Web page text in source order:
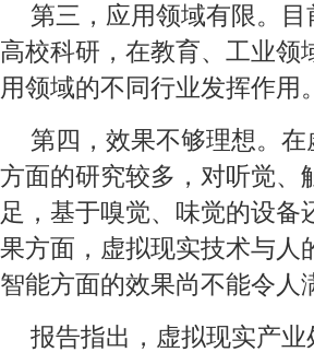
第三，应用领域有限。
高校科研，在教育、工业领
用领域的不同行业发挥作用。
第四，效果不够理想。
方面的研究较多，对听觉、
足，基于嗅觉、味觉的设
果方面，虚拟现实技术与人
智能方面的效果尚不能令人
报告指出，虚拟现实产